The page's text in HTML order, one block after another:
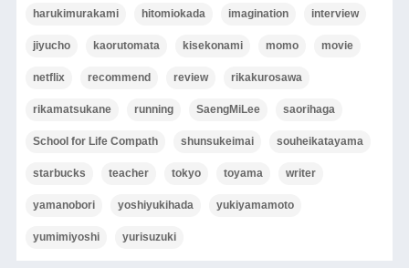
harukimurakami hitomiokada imagination interview
jiyucho kaorutomata kisekonami momo movie
netflix recommend review rikakurosawa
rikamatsukane running SaengMiLee saorihaga
School for Life Compath shunsukeimai souheikatayama
starbucks teacher tokyo toyama writer
yamanobori yoshiyukihada yukiyamamoto
yumimiyoshi yurisuzuki